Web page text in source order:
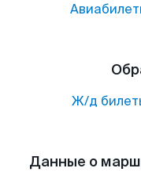
Ж/д
Данные о